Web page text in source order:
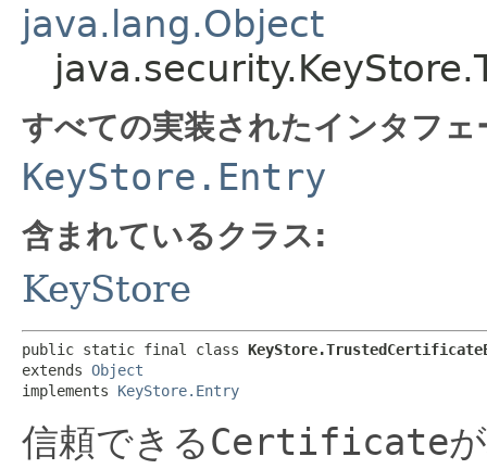
java.lang.Object
すべての実装されたインタフ
KeyStore.Entry
含まれているクラス:
KeyStore
public static final class
extends Object
implements KeyStore.Entry
信頼できるCertificate